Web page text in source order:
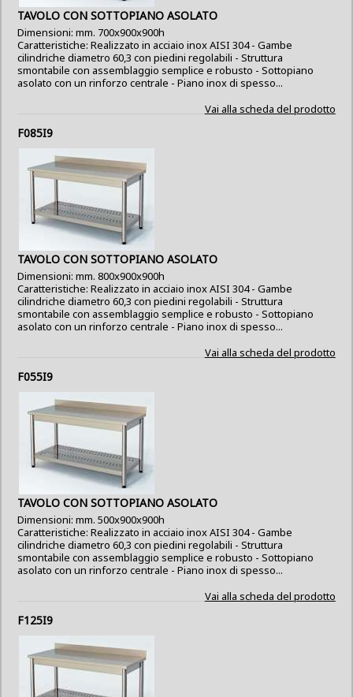
TAVOLO CON SOTTOPIANO ASOLATO
Dimensioni: mm. 700x900x900h
Caratteristiche: Realizzato in acciaio inox AISI 304 - Gambe
cilindriche diametro 60,3 con piedini regolabili - Struttura
smontabile con assemblaggio semplice e robusto - Sottopiano
asolato con un rinforzo centrale - Piano inox di spesso...
Vai alla scheda del prodotto
F085I9
TAVOLO CON SOTTOPIANO ASOLATO
Dimensioni: mm. 800x900x900h
Caratteristiche: Realizzato in acciaio inox AISI 304 - Gambe
cilindriche diametro 60,3 con piedini regolabili - Struttura
smontabile con assemblaggio semplice e robusto - Sottopiano
asolato con un rinforzo centrale - Piano inox di spesso...
Vai alla scheda del prodotto
F055I9
TAVOLO CON SOTTOPIANO ASOLATO
Dimensioni: mm. 500x900x900h
Caratteristiche: Realizzato in acciaio inox AISI 304 - Gambe
cilindriche diametro 60,3 con piedini regolabili - Struttura
smontabile con assemblaggio semplice e robusto - Sottopiano
asolato con un rinforzo centrale - Piano inox di spesso...
Vai alla scheda del prodotto
F125I9